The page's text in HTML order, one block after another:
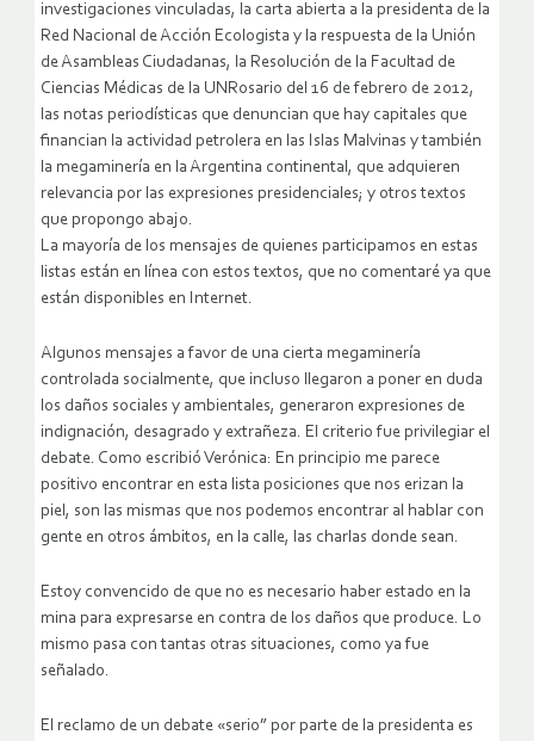
investigaciones vinculadas, la carta abierta a la presidenta de la
Red Nacional de Acción Ecologista y la respuesta de la Unión
de Asambleas Ciudadanas, la Resolución de la Facultad de
Ciencias Médicas de la UNRosario del 16 de febrero de 2012,
las notas periodísticas que denuncian que hay capitales que
financian la actividad petrolera en las Islas Malvinas y también
la megaminería en la Argentina continental, que adquieren
relevancia por las expresiones presidenciales; y otros textos
que propongo abajo.
La mayoría de los mensajes de quienes participamos en estas
listas están en línea con estos textos, que no comentaré ya que
están disponibles en Internet.
Algunos mensajes a favor de una cierta megaminería
controlada socialmente, que incluso llegaron a poner en duda
los daños sociales y ambientales, generaron expresiones de
indignación, desagrado y extrañeza. El criterio fue privilegiar el
debate. Como escribió Verónica: En principio me parece
positivo encontrar en esta lista posiciones que nos erizan la
piel, son las mismas que nos podemos encontrar al hablar con
gente en otros ámbitos, en la calle, las charlas donde sean.
Estoy convencido de que no es necesario haber estado en la
mina para expresarse en contra de los daños que produce. Lo
mismo pasa con tantas otras situaciones, como ya fue
señalado.
El reclamo de un debate «serio” por parte de la presidenta es